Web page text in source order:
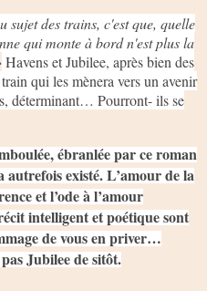
sujet des trains, c'est que, quelle
qui monte à bord n'est plus la
Havens et Jubilee, après bien des
qui les mènera vers un avenir
déterminant… Pourront- ils se
ébranlée par ce roman
existé. L’amour de la
et l’ode à l’amour
intelligent et poétique sont
de vous en priver…
Jubilee de sitôt.